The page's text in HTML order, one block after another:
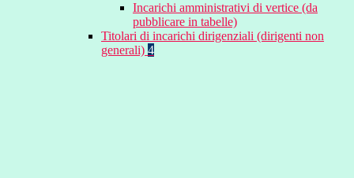
Incarichi amministrativi di vertice (da
pubblicare in tabelle)
Titolari di incarichi dirigenziali (dirigenti non
generali) 4